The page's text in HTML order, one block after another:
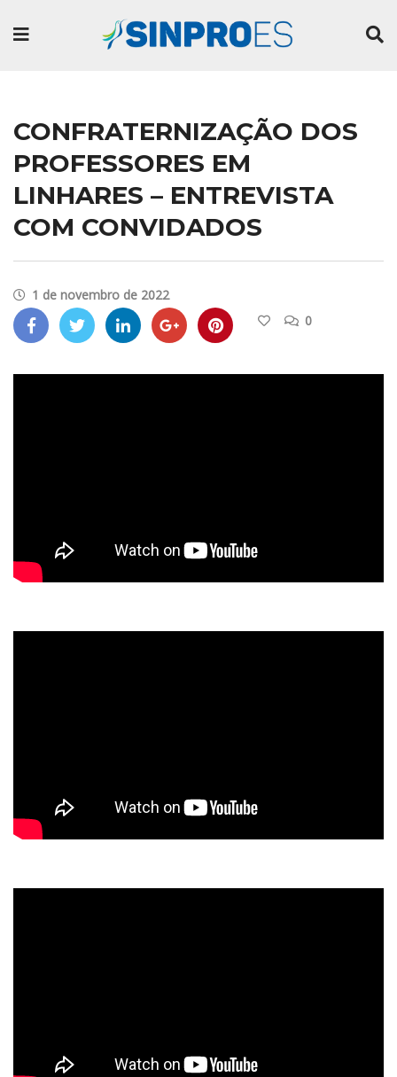
CONFRATERNIZAÇÃO DOS
PROFESSORES EM
LINHARES – ENTREVISTA
COM CONVIDADOS
1 de novembro de 2022
0